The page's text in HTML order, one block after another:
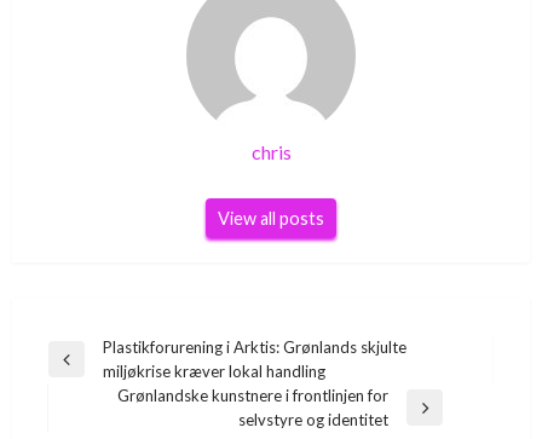
chris
View all posts
Indlægsnavigation
Previous
Plastikforurening i Arktis: Grønlands skjulte
miljøkrise kræver lokal handling
Grønlandske kunstnere i frontlinjen for
selvstyre og identitet